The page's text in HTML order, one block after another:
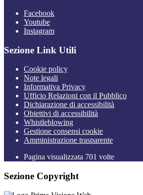
Facebook
Youtube
Instagram
Sezione Link Utili
Cookie policy
Note legali
Informativa Privacy
Ufficio Relazioni con il Pubblico
Dichiarazione di accessibilità
Obiettivi di accessibilità
Whistleblowing
Gestione consensi cookie
Amministrazione trasparente
Pagina visualizzata 701 volte
Sezione Copyright